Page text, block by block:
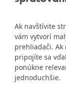
Ak navštívite
vám vytvorí
prehliadači.
pripojíte sa
ponúkne
jednoduchšie.
Naša mestská
miesto v súťaži
najlepšiu
samospráv za rok